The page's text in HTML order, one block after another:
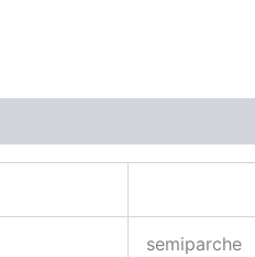
semiparche